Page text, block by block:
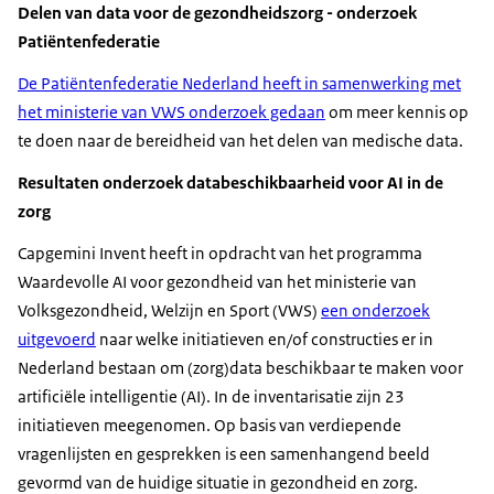
Delen van data voor de gezondheidszorg - onderzoek
Patiëntenfederatie
De Patiëntenfederatie Nederland heeft in samenwerking met
het ministerie van VWS onderzoek gedaan om meer kennis op
te doen naar de bereidheid van het delen van medische data.
Resultaten onderzoek databeschikbaarheid voor AI in de
zorg
Capgemini Invent heeft in opdracht van het programma
Waardevolle AI voor gezondheid van het ministerie van
Volksgezondheid, Welzijn en Sport (VWS) een onderzoek
uitgevoerd naar welke initiatieven en/of constructies er in
Nederland bestaan om (zorg)data beschikbaar te maken voor
artificiële intelligentie (AI). In de inventarisatie zijn 23
initiatieven meegenomen. Op basis van verdiepende
vragenlijsten en gesprekken is een samenhangend beeld
gevormd van de huidige situatie in gezondheid en zorg.